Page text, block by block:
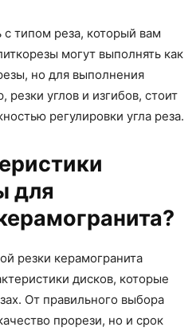
типом реза, который вам
могут выполнять как
но для выполнения
углов и изгибов, стоит
регулировки угла реза.
для
резки керамогранита
дисков, которые
От правильного выбора
прорези, но и срок